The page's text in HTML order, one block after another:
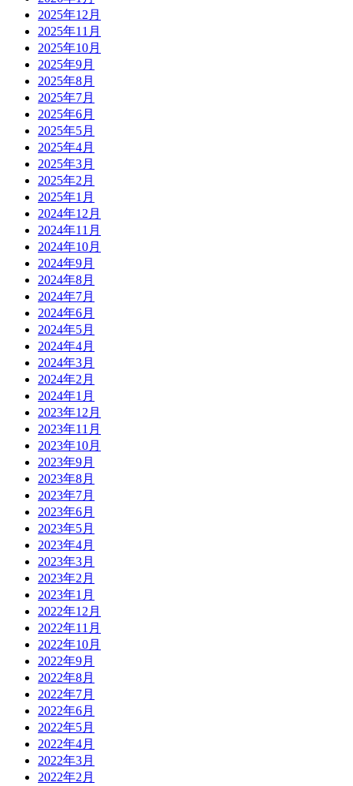
2025年12月
2025年11月
2025年10月
2025年9月
2025年8月
2025年7月
2025年6月
2025年5月
2025年4月
2025年3月
2025年2月
2025年1月
2024年12月
2024年11月
2024年10月
2024年9月
2024年8月
2024年7月
2024年6月
2024年5月
2024年4月
2024年3月
2024年2月
2024年1月
2023年12月
2023年11月
2023年10月
2023年9月
2023年8月
2023年7月
2023年6月
2023年5月
2023年4月
2023年3月
2023年2月
2023年1月
2022年12月
2022年11月
2022年10月
2022年9月
2022年8月
2022年7月
2022年6月
2022年5月
2022年4月
2022年3月
2022年2月